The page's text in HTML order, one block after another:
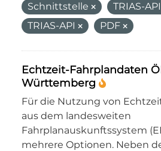
Schnittstelle
TRIAS-API
TRIAS-API
PDF
Echtzeit-Fahrplandaten
Württemberg
Für die Nutzung von
aus dem landesweiten
Fahrplanauskunftssystem
mehrere Optionen. Neben